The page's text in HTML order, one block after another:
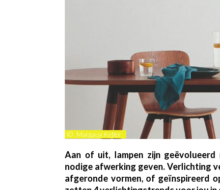
© Margaux Keller
Aan of uit, lampen zijn
nodige afwerking geven. Verlichting
afgeronde vormen, of geïnspireerd